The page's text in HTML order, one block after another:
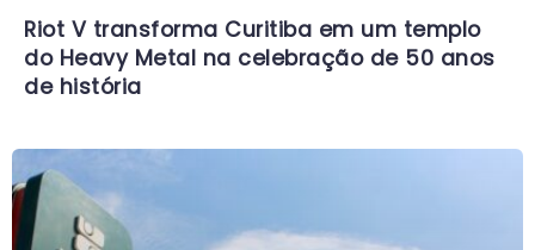
Riot V transforma Curitiba em um templo
do Heavy Metal na celebração de 50 anos
de história